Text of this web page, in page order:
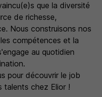
que la diversité
de richesse,
Nous construisons nos
compétences et la
au quotidien
pour découvrir le job
talents chez Elior !